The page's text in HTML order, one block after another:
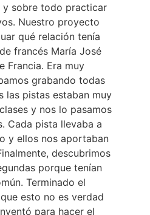
y sobre todo practicar
Nuestro proyecto
qué relación tenía
francés María José
Francia. Era muy
grabando todas
las pistas estaban muy
y nos lo pasamos
Cada pista llevaba a
y ellos nos aportaban
descubrimos
porque tenían
Terminado el
esto no es verdad
para hacer el